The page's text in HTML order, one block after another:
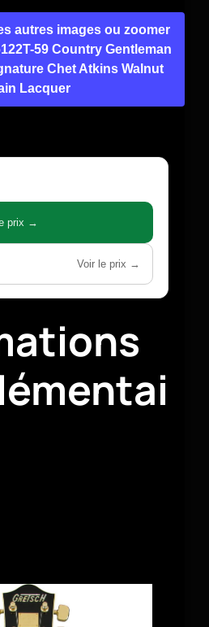
autres images ou zoomer
59 Country Gentleman
Chet Atkins Walnut
Lacquer
prix →
Voir le prix →